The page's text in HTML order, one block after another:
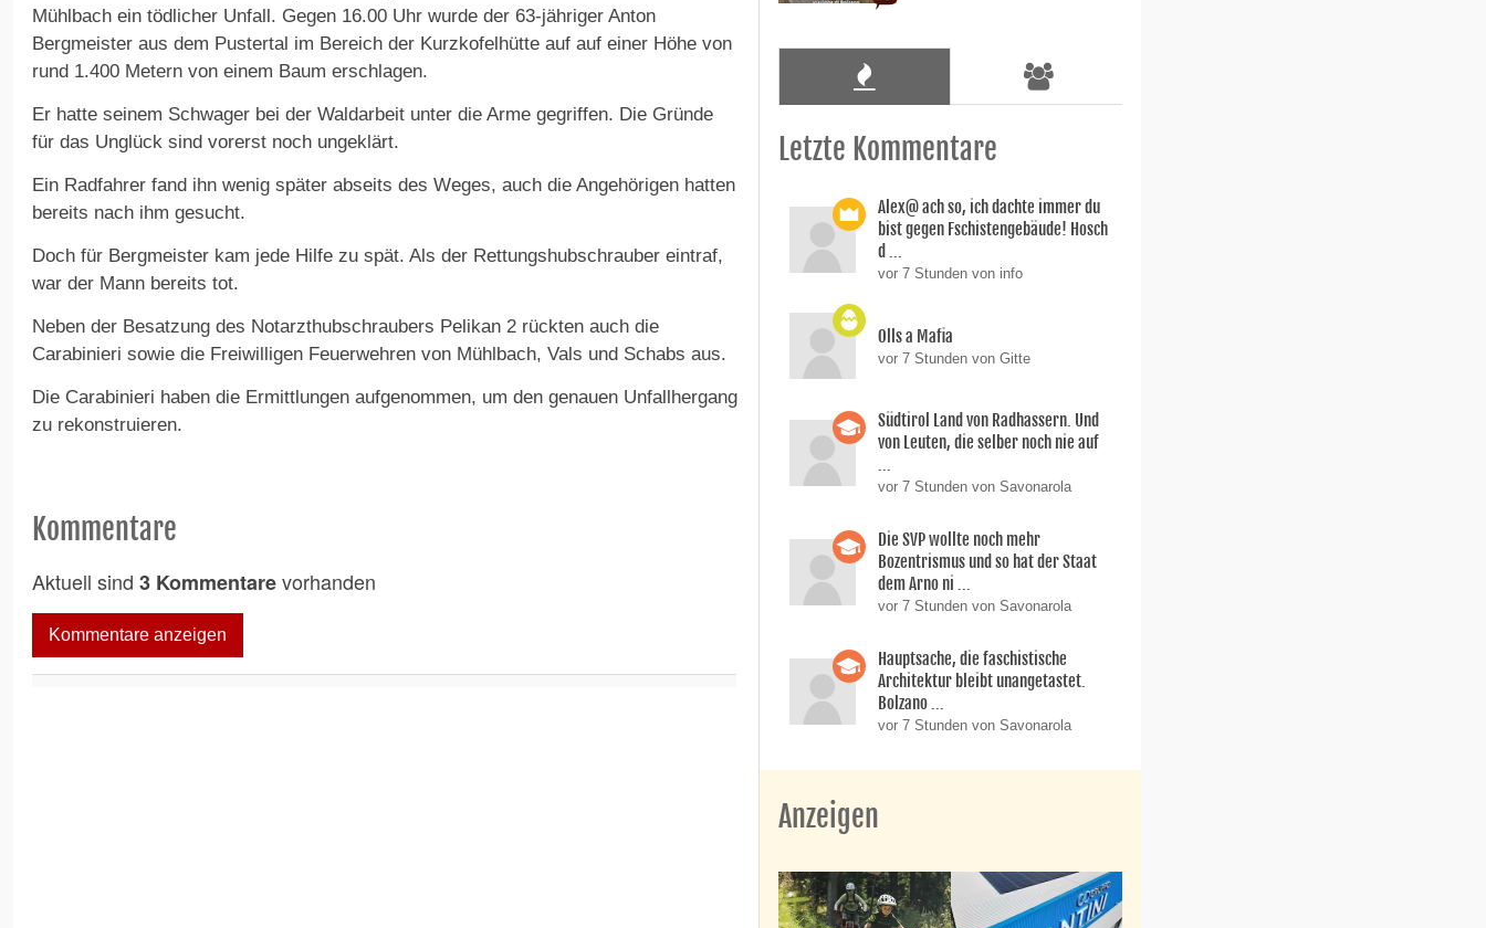
Mühlbach ein tödlicher Unfall. Gegen 16.00 Uhr wurde der 63-jähriger Anton
Bergmeister aus dem Pustertal im Bereich der Kurzkofelhütte auf auf einer Höhe von
rund 1.400 Metern von einem Baum erschlagen.
Er hatte seinem Schwager bei der Waldarbeit unter die Arme gegriffen. Die Gründe
für das Unglück sind vorerst noch ungeklärt.
Ein Radfahrer fand ihn wenig später abseits des Weges, auch die Angehörigen hatten
bereits nach ihm gesucht.
Doch für Bergmeister kam jede Hilfe zu spät. Als der Rettungshubschrauber eintraf,
war der Mann bereits tot.
Neben der Besatzung des Notarzthubschraubers Pelikan 2 rückten auch die
Carabinieri sowie die Freiwilligen Feuerwehren von Mühlbach, Vals und Schabs aus.
Die Carabinieri haben die Ermittlungen aufgenommen, um den genauen Unfallhergang
zu rekonstruieren.
Kommentare
Aktuell sind 3 Kommentarevorhanden
Kommentare anzeigen
Letzte Kommentare
Alex@ ach so, ich dachte immer du
bist gegen Fschistengebäude! Hosch
d ...
vor 7 Stunden von info
Olls a Mafia
vor 7 Stunden von Gitte
Südtirol Land von Radhassern. Und
von Leuten, die selber noch nie auf
...
vor 7 Stunden von Savonarola
Die SVP wollte noch mehr
Bozentrismus und so hat der Staat
dem Arno ni ...
vor 7 Stunden von Savonarola
Hauptsache, die faschistische
Architektur bleibt unangetastet.
Bolzano ...
vor 7 Stunden von Savonarola
Anzeigen